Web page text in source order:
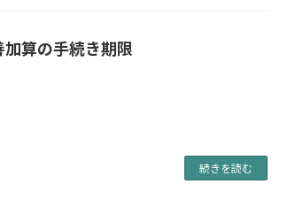
算の手続き期限
続きを読む